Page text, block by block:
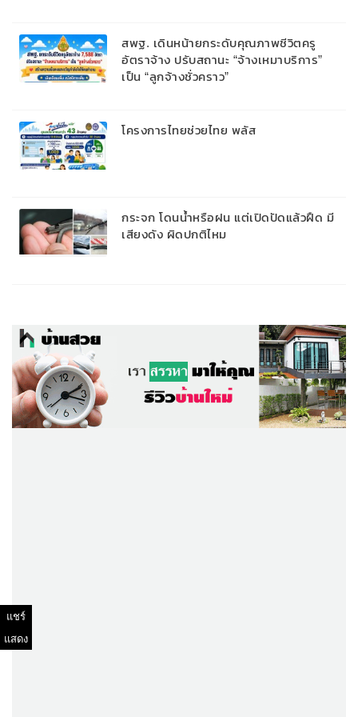
สพฐ. เดินหน้ายกระดับคุณภาพชีวิตครู
อัตราจ้าง ปรับสถานะ “จ้างเหมาบริการ”
เป็น “ลูกจ้างชั่วคราว”
โครงการไทยช่วยไทย พลัส
กระจก โดนน้ำหรือฝน แต่เปิดปัดแล้วฝืด มี
เสียงดัง ผิดปกติไหม
แชร์
แสดง